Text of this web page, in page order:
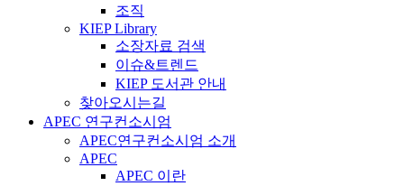
조직
KIEP Library
소장자료 검색
이슈&트렌드
KIEP 도서관 안내
찾아오시는길
APEC 연구컨소시엄
APEC연구컨소시엄 소개
APEC
APEC 이란